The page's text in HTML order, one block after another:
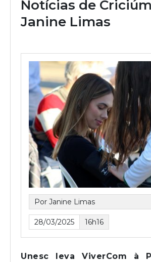
Notícias de
Janine Limas
Por Janine Limas
28/03/2025 16h16
Unesc leva ViverCom à